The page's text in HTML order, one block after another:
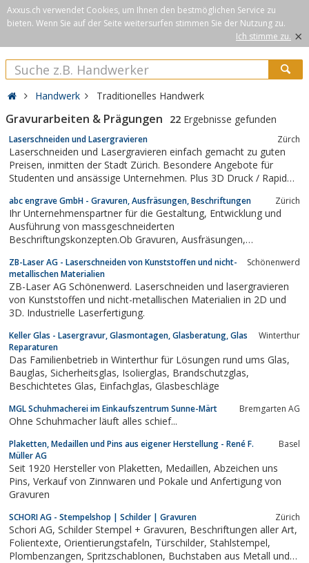
Axxus.ch verwendet Cookies, um Ihnen den bestmöglichen Service zu
bieten. Wenn Sie auf der Seite weitersurfen stimmen Sie der Nutzung zu.
Ich stimme zu. ×
Handwerk Traditionelles Handwerk
Gravurarbeiten & Prägungen 22 Ergebnisse gefunden
Laserschneiden und Lasergravieren Zürch
Laserschneiden und Lasergravieren einfach gemacht zu guten
Preisen, inmitten der Stadt Zürich. Besondere Angebote für
Studenten und ansässige Unternehmen. Plus 3D Druck / Rapid
abc engrave GmbH - Gravuren, Ausfräsungen, Beschriftungen Zürich
Ihr Unternehmenspartner für die Gestaltung, Entwicklung und
Ausführung von massgeschneiderten
Beschriftungskonzepten.Ob Gravuren, Ausfräsungen,
Schaufensterbeschriftungen, Sichtschutz- oder
Sonnenschutzfolien.
ZB-Laser AG - Laserschneiden von Kunststoffen und nicht-
metallischen Materialien
Schönenwerd
ZB-Laser AG Schönenwerd. Laserschneiden und lasergravieren
von Kunststoffen und nicht-metallischen Materialien in 2D und
3D. Industrielle Laserfertigung.
Keller Glas - Lasergravur, Glasmontagen, Glasberatung, Glas
Reparaturen
Winterthur
Das Familienbetrieb in Winterthur für Lösungen rund ums Glas,
Bauglas, Sicherheitsglas, Isolierglas, Brandschutzglas,
Beschichtetes Glas, Einfachglas, Glasbeschläge
MGL Schuhmacherei im Einkaufszentrum Sunne-Märt Bremgarten AG
Ohne Schuhmacher läuft alles schief...
Plaketten, Medaillen und Pins aus eigener Herstellung - René F.
Müller AG
Basel
Seit 1920 Hersteller von Plaketten, Medaillen, Abzeichen uns
Pins, Verkauf von Zinnwaren und Pokale und Anfertigung von
Gravuren
SCHORI AG - Stempelshop | Schilder | Gravuren Zürich
Schori AG, Schilder Stempel + Gravuren, Beschriftungen aller Art,
Folientexte, Orientierungstafeln, Türschilder, Stahlstempel,
Plombenzangen, Spritzschablonen, Buchstaben aus Metall und